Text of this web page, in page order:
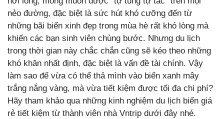
nẻo đường, đặc biệt là sức hút khó cưỡng đến từ
những bãi biển xinh đẹp trong mùa hè rất khó lòng mà
khiến các bạn sinh viên chùng bước. Nhưng du lịch
trong thời gian này chắc chắn cũng sẽ kéo theo những
khó khăn nhất định, đặc biệt là vấn đề tài chính. Vậy
làm sao để vừa có thể thả mình vào biển xanh mây
trắng nắng vàng, mà vừa tiết kiệm được tối đa chi phí?
Hãy tham khảo qua những kinh nghiệm du lịch biển giá
rẻ tiết kiệm từ thành viên nhà Vntrip dưới đây nhé.